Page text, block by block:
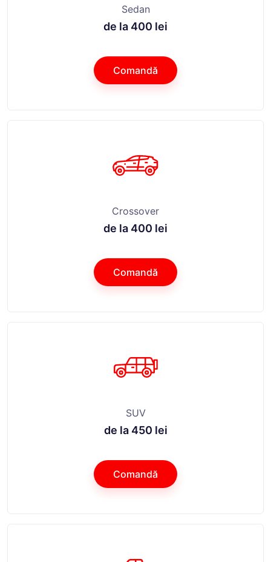
Sedan
de la 400 lei
Comandă
Crossover
de la 400 lei
Comandă
SUV
de la 450 lei
Comandă